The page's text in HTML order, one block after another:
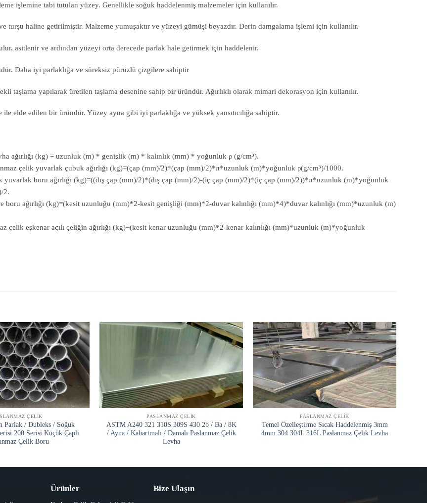
işlemine tabi tutulan yüzey. Genellikle soğuk haddelenmiş malzemeler için kullanılır.
turşu haline getirilmiştir. Malzeme yumuşaktır ve yüzeyi gümüşi beyazdır. Derin damgalama işlemi için kullanılır.
asitlenir ve ardından yüzeyi orta derecede parlak hale getirmek için haddelenir.
Daha iyi parlaklığa ve süreksiz pürüzlü çizgilere sahiptir
taşlama yapılarak üretilen taşlama desenine sahip bir üründür. Ağırlıklı olarak mimari dekorasyon için kullanılır.
elde edilen bir üründür. Yüzey ayna gibi iyi parlaklığa ve yüksek yansıtıcılığa sahiptir.
ağırlığı (kg) = uzunluk (m) * genişlik (m) * kalınlık (mm) * yoğunluk ρ (g/cm³).
çelik yuvarlak çubuk ağırlığı (kg)=(çap (mm)/2)*(çap (mm)/2)*π*uzunluk (m)*yoğunluk ρ(g/cm³)/1000.
boru ağırlığı (kg)=((dış çap (mm)/2)*(dış çap (mm)/2)-(iç çap (mm)/2)*(iç çap (mm)/2))*π*uzunluk (m)*yoğunluk
2.
ağırlığı (kg)=(kesit uzunluğu (mm)*2-kesit genişliği (mm)*2-duvar kalınlığı (mm)*4)*duvar kalınlığı (mm)*uzunluk (m)
çelik eşkenar açılı çeliğin ağırlığı (kg)=(kesit kenar uzunluğu (mm)*2-kenar kalınlığı (mm)*uzunluk (m)*yoğunluk
ÇELIK
Parlak / Dubleks / Soğuk
200 Serisi Küçük Çaplı
Çelik Boru
PASLANMAZ ÇELIK
ASTM A240 321 310S 309S 430 2b / Ba / 8K
/ Ayna / Kabartmalı / Damalı Paslanmaz Çelik
Levha
PASLANMAZ ÇELIK
Temel Özelleştirme Sıcak Haddelenmiş 3mm
4mm 304 304L 316L Paslanmaz Çelik Levha
Ürünler Bize Ulaşın